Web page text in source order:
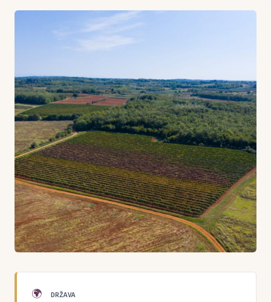
🌍 DRŽAVA